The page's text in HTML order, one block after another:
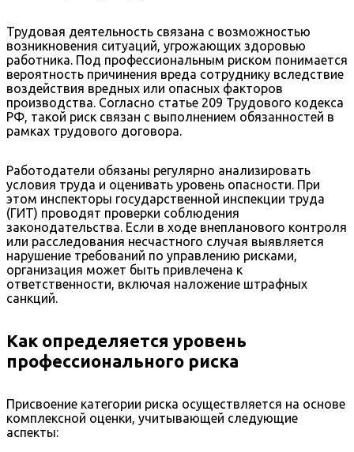
Трудовая деятельность связана с возможностью
возникновения ситуаций, угрожающих здоровью
работника. Под профессиональным риском понимается
вероятность причинения вреда сотруднику вследствие
воздействия вредных или опасных факторов
производства. Согласно статье 209 Трудового кодекса
РФ, такой риск связан с выполнением обязанностей в
рамках трудового договора.
Работодатели обязаны регулярно анализировать
условия труда и оценивать уровень опасности. При
этом инспекторы государственной инспекции труда
(ГИТ) проводят проверки соблюдения
законодательства. Если в ходе внепланового контроля
или расследования несчастного случая выявляется
нарушение требований по управлению рисками,
организация может быть привлечена к
ответственности, включая наложение штрафных
санкций.
Как определяется уровень
профессионального риска
Присвоение категории риска осуществляется на основе
комплексной оценки, учитывающей следующие
аспекты: